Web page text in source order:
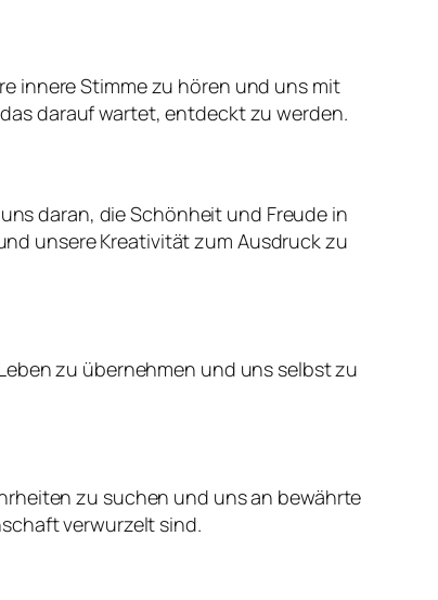
innere Stimme zu hören und uns mit
darauf wartet, entdeckt zu werden.
daran, die Schönheit und Freude in
unsere Kreativität zum Ausdruck zu
zu übernehmen und uns selbst zu
zu suchen und uns an bewährte
verwurzelt sind.